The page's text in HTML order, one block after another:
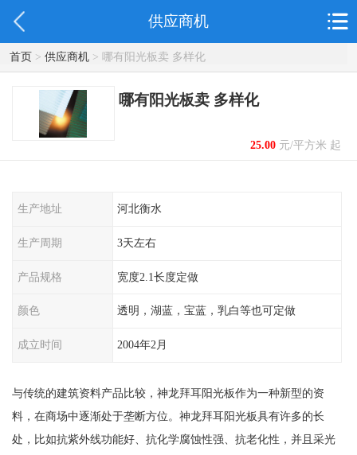
供应商机
首页> 供应商机> 哪有阳光板卖 多样化
哪有阳光板卖 多样化
25.00元/平方米 起
生产地址 河北衡水
生产周期 3天左右
产品规格 宽度2.1长度定做
颜色 透明，湖蓝，宝蓝，乳白等也可定做
成立时间 2004年2月
与传统的建筑资料产品比较，神龙拜耳阳光板作为一种新型的资
料，在商场中逐渐处于垄断方位。神龙拜耳阳光板具有许多的长
处，比如抗紫外线功能好、抗化学腐蚀性强、抗老化性，并且采光